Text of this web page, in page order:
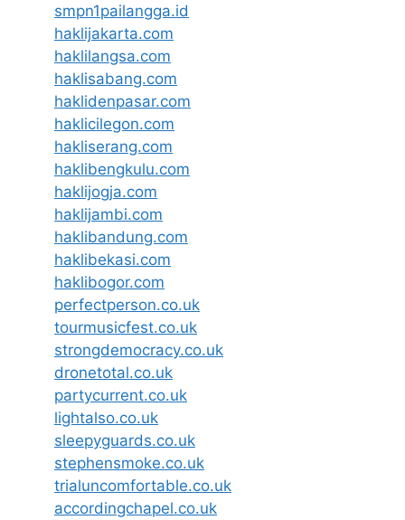
smpn1pailangga.id
haklijakarta.com
haklilangsa.com
haklisabang.com
haklidenpasar.com
haklicilegon.com
hakliserang.com
haklibengkulu.com
haklijogja.com
haklijambi.com
haklibandung.com
haklibekasi.com
haklibogor.com
perfectperson.co.uk
tourmusicfest.co.uk
strongdemocracy.co.uk
dronetotal.co.uk
partycurrent.co.uk
lightalso.co.uk
sleepyguards.co.uk
stephensmoke.co.uk
trialuncomfortable.co.uk
accordingchapel.co.uk